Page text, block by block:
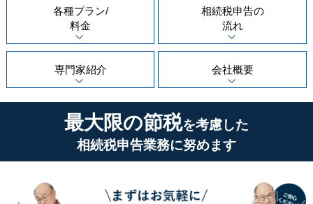
各種プラン/
料金
相続税申告の
流れ
専門家紹介 会社概要
最大限の節税を考慮した
相続税申告業務に努めます